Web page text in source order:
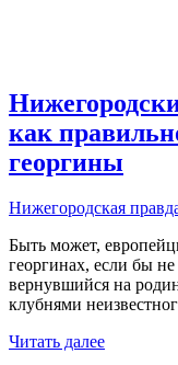
как
георгины
Нижегородская
Быть может,
георгинах, если бы
вернувшийся на
клубнями
Читать далее